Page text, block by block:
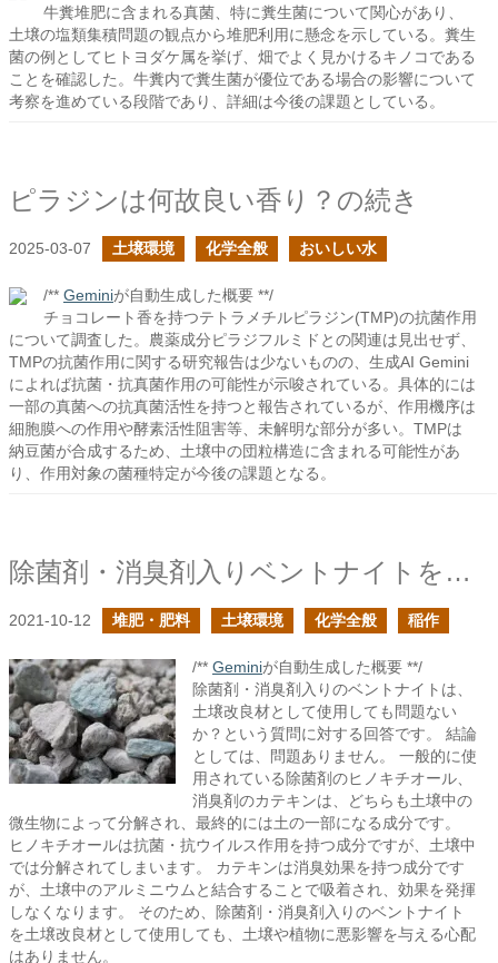
牛糞堆肥に含まれる真菌、特に糞生菌について関心があり、
土壌の塩類集積問題の観点から堆肥利用に懸念を示している。糞生
菌の例としてヒトヨダケ属を挙げ、畑でよく見かけるキノコである
ことを確認した。牛糞内で糞生菌が優位である場合の影響について
考察を進めている段階であり、詳細は今後の課題としている。
ピラジンは何故良い香り？の続き
2025-03-07 土壌環境 化学全般 おいしい水
/** Geminiが自動生成した概要 **/
チョコレート香を持つテトラメチルピラジン(TMP)の抗菌作用
について調査した。農薬成分ピラジフルミドとの関連は見出せず、
TMPの抗菌作用に関する研究報告は少ないものの、生成AI Gemini
によれば抗菌・抗真菌作用の可能性が示唆されている。具体的には
一部の真菌への抗真菌活性を持つと報告されているが、作用機序は
細胞膜への作用や酵素活性阻害等、未解明な部分が多い。TMPは
納豆菌が合成するため、土壌中の団粒構造に含まれる可能性があ
り、作用対象の菌種特定が今後の課題となる。
除菌剤・消臭剤入りベントナイトを土壌改良材として使用して良いか？
2021-10-12 堆肥・肥料 土壌環境 化学全般 稲作
/** Geminiが自動生成した概要 **/
除菌剤・消臭剤入りのベントナイトは、
土壌改良材として使用しても問題ない
か？という質問に対する回答です。 結論
としては、問題ありません。 一般的に使
用されている除菌剤のヒノキチオール、
消臭剤のカテキンは、どちらも土壌中の
微生物によって分解され、最終的には土の一部になる成分です。
ヒノキチオールは抗菌・抗ウイルス作用を持つ成分ですが、土壌中
では分解されてしまいます。 カテキンは消臭効果を持つ成分です
が、土壌中のアルミニウムと結合することで吸着され、効果を発揮
しなくなります。 そのため、除菌剤・消臭剤入りのベントナイト
を土壌改良材として使用しても、土壌や植物に悪影響を与える心配
はありません。